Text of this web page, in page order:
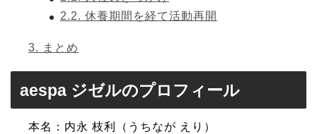
2.2. 休養期間を経て活動再開
3. まとめ
aespa ジゼルのプロフィール
本名：内永 枝利（うちなが えり）